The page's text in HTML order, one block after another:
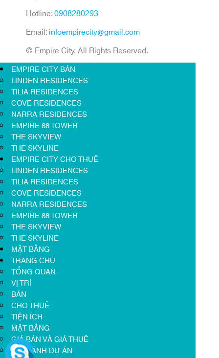
Hotline:0908280293
Email: infoempirecity@gmail.com
© Empire City, All Rights Reserved.
EMPIRE CITY BÁN
LINDEN RESIDENCES
TILIA RESIDENCES
COVE RESIDENCES
NARRA RESIDENCES
EMPIRE 88 TOWER
THE SKYVIEW
THE SKYLINE
EMPIRE CITY CHO THUÊ
LINDEN RESIDENCES
TILIA RESIDENCES
COVE RESIDENCES
NARRA RESIDENCES
EMPIRE 88 TOWER
THE SKYVIEW
THE SKYLINE
MẶT BẰNG
TRANG CHỦ
TỔNG QUAN
VỊ TRÍ
BÁN
CHO THUÊ
TIỆN ÍCH
MẶT BẰNG
GIÁ BÁN VÀ GIÁ THUÊ
HÌNH ẢNH DỰ ÁN